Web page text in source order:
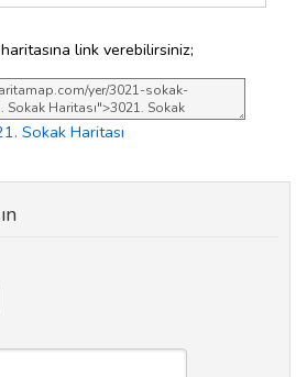
haritasına link verebilirsiniz;
Sokak Haritası